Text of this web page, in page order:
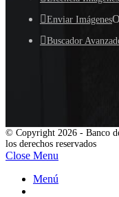
Enviar Imágenes
Buscador
© Copyright 2026 - Banco
los derechos reservados
Close Menu
Menú